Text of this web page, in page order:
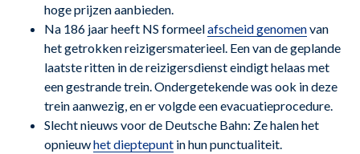
hoge prijzen aanbieden.
Na 186 jaar heeft NS formeelafscheid genomenvan
het getrokken reizigersmaterieel. Een van de geplande
laatste ritten in de reizigersdienst eindigt helaas met
een gestrande trein. Ondergetekende was ook in deze
trein aanwezig, en er volgde een evacuatieprocedure.
Slecht nieuws voor de Deutsche Bahn: Ze halen het
opnieuwhet dieptepunt in hun punctualiteit.